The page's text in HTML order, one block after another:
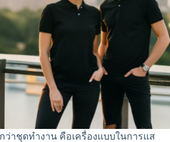
ว่าชุดทำงาน คือเครื่องแบบในการแส